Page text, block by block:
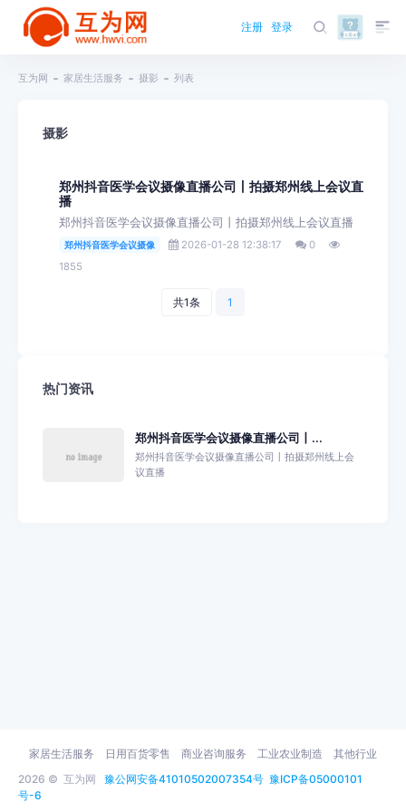
注册 登录
互为网 家居生活服务 摄影 列表
摄影
郑州抖音医学会议摄像直播公司丨拍摄郑州线上会议直
播
郑州抖音医学会议摄像直播公司丨拍摄郑州线上会议直播
郑州抖音医学会议摄像 2026-01-28 12:38:17
0
1855
共1条 1
热门资讯
郑州抖音医学会议摄像直播公司丨...
郑州抖音医学会议摄像直播公司丨拍摄郑州线上会
议直播
2026 © 互为网 豫公网安备41010502007354号 豫ICP备05000101
号-6
家居生活服务 日用百货零售 商业咨询服务 工业农业制造 其他行业